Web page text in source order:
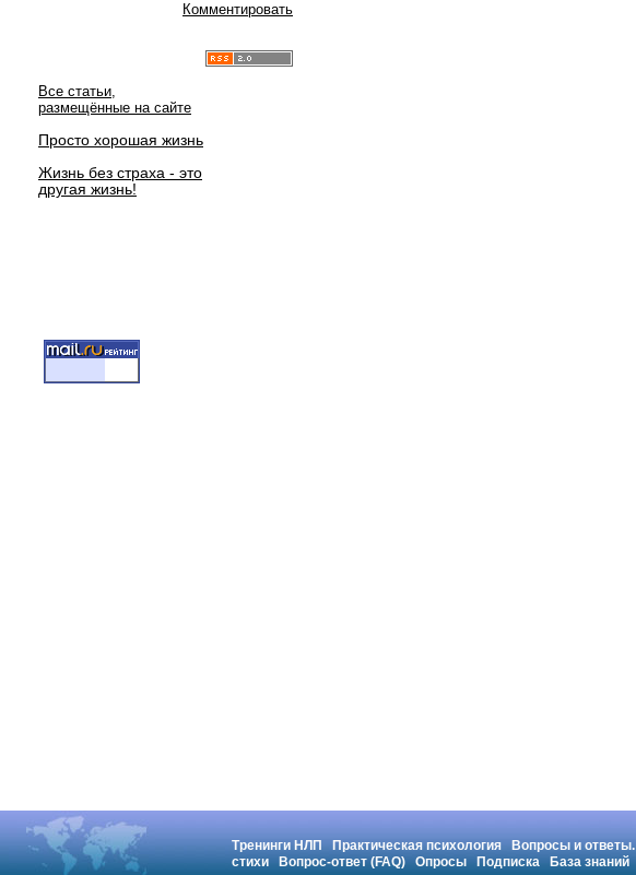
Комментировать
Все статьи,
размещённые на сайте
Просто хорошая жизнь
Жизнь без страха - это
другая жизнь!
Тренинги НЛП Практическая психология Вопросы и ответы.
стихи
Вопрос-ответ (FAQ) Опросы Подписка База знаний